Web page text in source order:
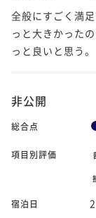
全般にすごく満
っと大きかった
っと良いと思う。
非公開
総合点
項目別評価
宿泊日